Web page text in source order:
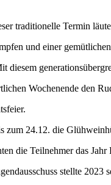
traditionelle Termin
und einer
Wochenende den
24.12. die
die Teilnehmer das Jahr
stellte